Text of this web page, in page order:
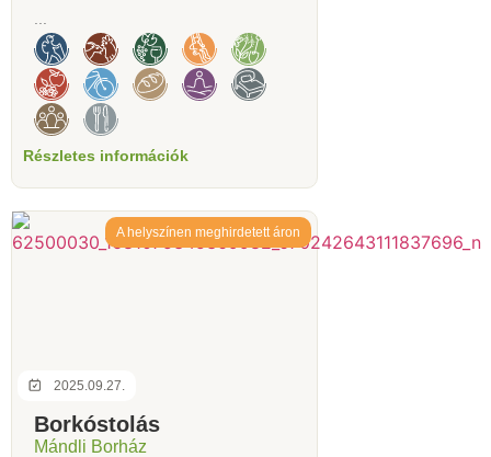
Részletes információk
2025.09.27.
A helyszínen meghirdetett áron
Borkóstolás
Mándli Borház